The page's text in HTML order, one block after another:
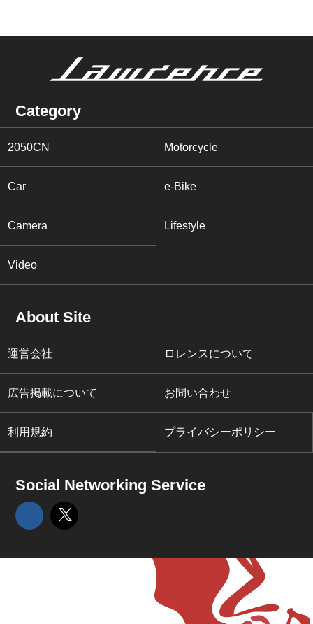
Category
2050CN Motorcycle
Car e-Bike
Camera Lifestyle
Video
About Site
運営会社 ロレンスについて
広告掲載について お問い合わせ
利用規約 プライバシーポリシー
Social Networking Service